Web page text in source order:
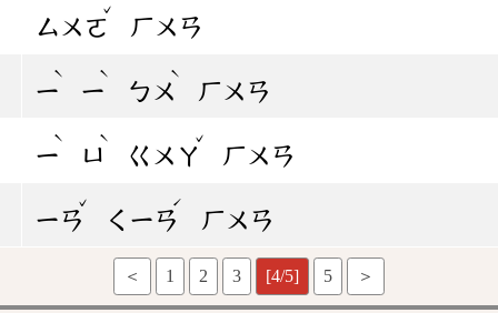
ㄙㄨㄛ
ˇ
ㄏㄨㄢ
ㄧ
ˋ
ㄧ
ˋ
ㄅㄨ
ˋ
ㄏㄨㄢ
ㄧ
ˋ
ㄩ
ˋ
ㄍㄨㄚ
ˇ
ㄏㄨㄢ
ㄧㄢ
ˇ
ㄑㄧㄢ
ˊ
ㄏㄨㄢ
＜ 1 2 3 [4/5] 5 ＞